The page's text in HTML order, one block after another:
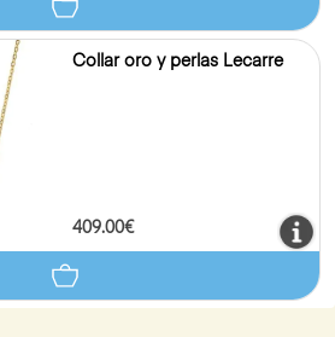
Collar oro y perlas Lecarre
409.00€